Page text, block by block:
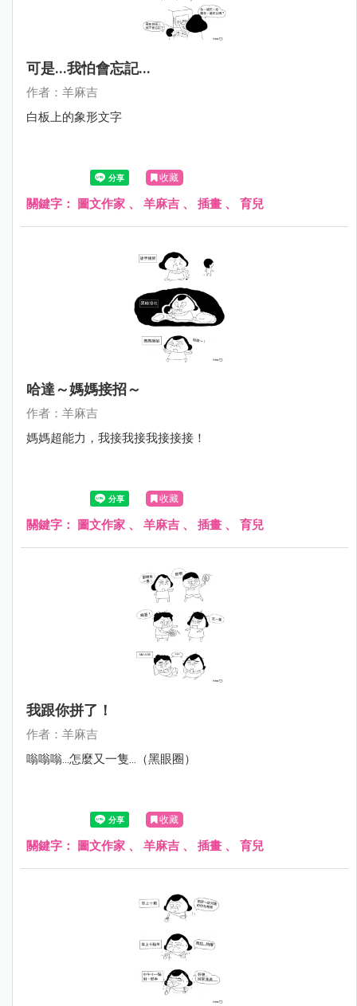
可是...我怕會忘記...
作者：羊麻吉
白板上的象形文字
收藏
關鍵字： 圖文作家 、 羊麻吉 、 插畫 、 育兒
哈達～媽媽接招～
作者：羊麻吉
媽媽超能力，我接我接我接接接！
收藏
關鍵字： 圖文作家 、 羊麻吉 、 插畫 、 育兒
我跟你拼了！
作者：羊麻吉
嗡嗡嗡...怎麼又一隻...（黑眼圈）
收藏
關鍵字： 圖文作家 、 羊麻吉 、 插畫 、 育兒